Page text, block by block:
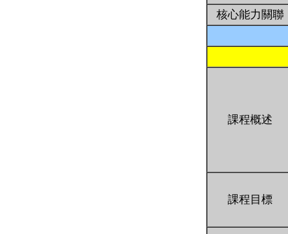
核心能力關聯
課程概述
課程目標